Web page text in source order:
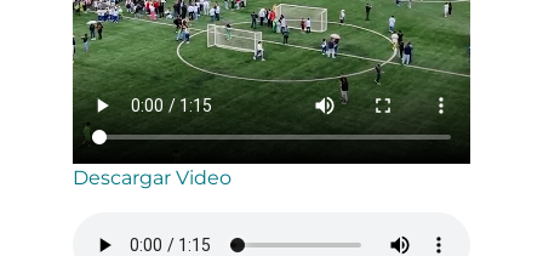
Descargar Video